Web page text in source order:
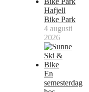
Hafjell
Bike Park
4 augusti
2026
En
semesterdag